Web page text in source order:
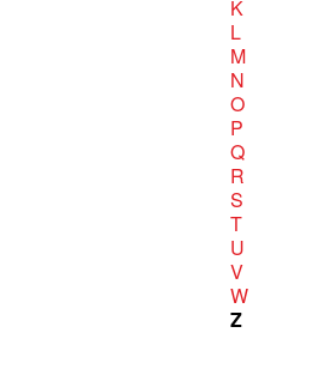
K
L
M
N
O
P
Q
R
S
T
U
V
W
Z